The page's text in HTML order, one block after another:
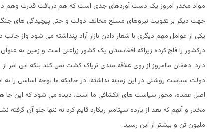
مواد مخدر امروز یک دست آوردهای جدی است که هم دربافت قدرت وهم در
جهت دیگر بر تقویت نیروهای مسلح مخالف دولت و حتی پیچیدگی های
یکی از عوامل مهم دیگری با شعار دادن بازار آزاد پنداشته می شود واز
درکشور را فلج کرده زیراکه افغانستان یک کشور زراعتی است و زمین به
دارد. دهقان ماامروز از روی علاقه مندی تریاک کشت نمی کند بلکه این امر
دولت سیاست روشنی در این زمینه نداشته، در حالیکه ما توجه اساسی را به
اصل عمده، محور سیاست های انکشافی ما است. دیده می شود که این
مخدر و آنهم که بعد از یازده سپتامبر ریکارد قایم کرد نه تنها جلو آن
ملیون تن و بیشتر از این رسید.